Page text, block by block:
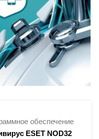
обеспечение
ESET NOD32